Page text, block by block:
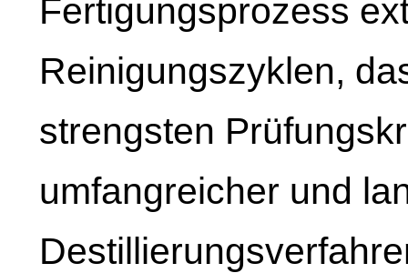
Fertigungsprozess
Reinigungszyklen,
strengsten
umfangreicher und